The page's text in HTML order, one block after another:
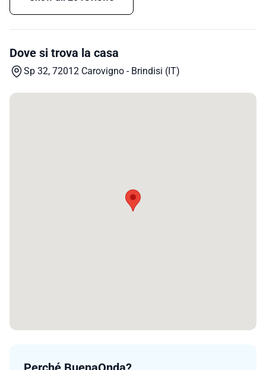
Dove si trova la casa
Sp 32, 72012 Carovigno - Brindisi (IT)